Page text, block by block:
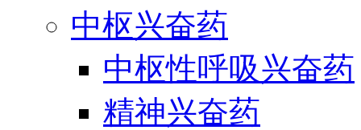
中枢兴奋药
中枢性呼吸兴奋药
精神兴奋药